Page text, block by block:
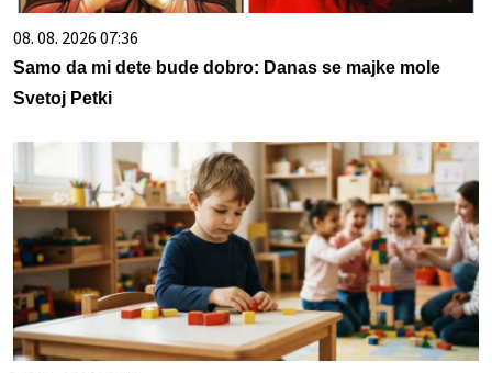
08. 08. 2026 07:36
Samo da mi dete bude dobro: Danas se majke mole
Svetoj Petki